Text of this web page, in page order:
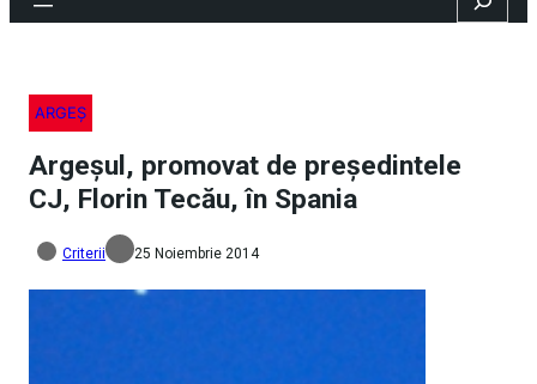
ARGEȘ
Argeșul, promovat de președintele
CJ, Florin Tecău, în Spania
Criterii 25 Noiembrie 2014